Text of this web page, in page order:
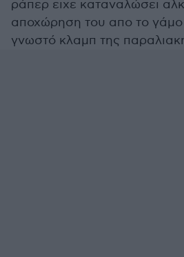
ράπερ ειχε καταναλώσει
αποχώρηση του απο το
γνωστό κλαμπ της